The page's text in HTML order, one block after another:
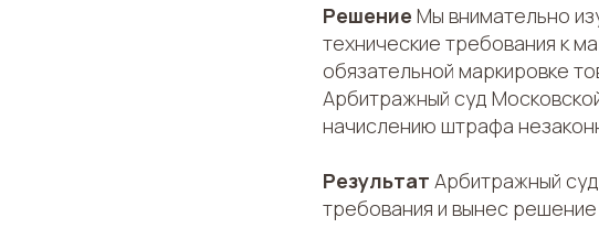
Решение Мы внимательно
технические требования к
обязательной маркировке
Арбитражный суд
начислению штрафа
Результат Арбитражный
требования и вынес решение